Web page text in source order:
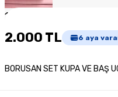
1
2.000 TL 6 aya
BORUSAN SET KUPA VE BAŞ